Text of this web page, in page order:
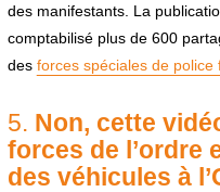
des manifestants. La
comptabilisé plus de 600
des forces spéciales de police
5. Non, cette
forces de l’ordre
des véhicules à